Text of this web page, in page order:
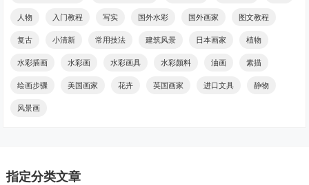
人物 入门教程 写实 国外水彩 国外画家 图文教程
复古 小清新 常用技法 建筑风景 日本画家 植物
水彩插画 水彩画 水彩画具 水彩颜料 油画 素描
绘画步骤 美国画家 花卉 英国画家 进口文具 静物
风景画
指定分类文章